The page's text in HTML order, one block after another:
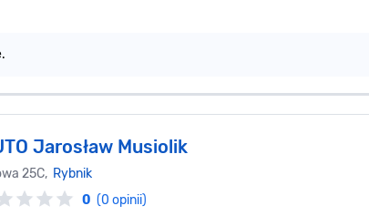
Jarosław Musiolik
25C, Rybnik
0 (0 opinii)